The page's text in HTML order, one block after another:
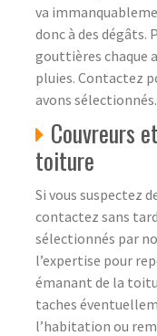
va
donc à des dégâts.
gouttières chaque
pluies. Contactez
avons
Couvreurs
toiture
Si vous suspectez
contactez sans
sélectionnés par
l’expertise pour
émanant de la
taches
l’habitation ou